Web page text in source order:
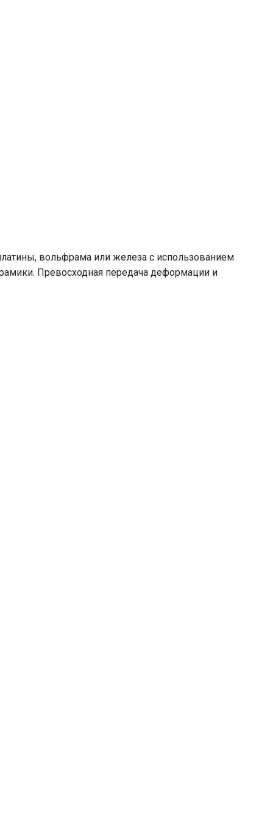
вольфрама или железа с использованием
Превосходная передача деформации и